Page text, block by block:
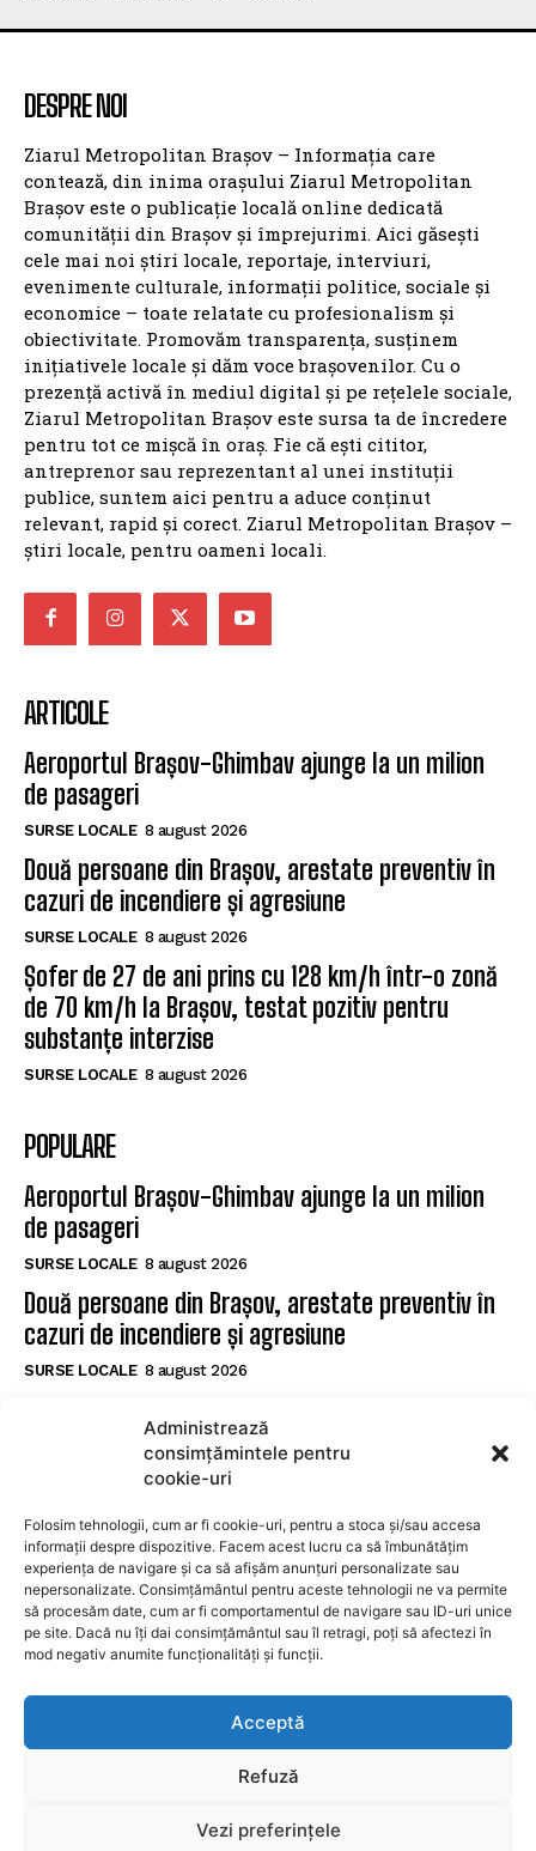
Administrează
consimțămintele pentru
cookie-uri
Folosim tehnologii, cum ar fi cookie-uri, pentru a stoca și/sau accesa
informații despre dispozitive. Facem acest lucru ca să îmbunătățim
experiența de navigare și ca să afișăm anunțuri personalizate sau
nepersonalizate. Consimțământul pentru aceste tehnologii ne va permite
să procesăm date, cum ar fi comportamentul de navigare sau ID-uri unice
pe site. Dacă nu îți dai consimțământul sau îl retragi, poți să afectezi în
mod negativ anumite funcționalități și funcții.
Acceptă
Refuză
Vezi preferințele
DESPRE NOI
Ziarul Metropolitan Brașov – Informația care
contează, din inima orașului Ziarul Metropolitan
Brașov este o publicație locală online dedicată
comunității din Brașov și împrejurimi. Aici găsești
cele mai noi știri locale, reportaje, interviuri,
evenimente culturale, informații politice, sociale și
economice – toate relatate cu profesionalism și
obiectivitate. Promovăm transparența, susținem
inițiativele locale și dăm voce brașovenilor. Cu o
prezență activă în mediul digital și pe rețelele sociale,
Ziarul Metropolitan Brașov este sursa ta de încredere
pentru tot ce mișcă în oraș. Fie că ești cititor,
antreprenor sau reprezentant al unei instituții
publice, suntem aici pentru a aduce conținut
relevant, rapid și corect. Ziarul Metropolitan Brașov –
știri locale, pentru oameni locali.
ARTICOLE
Aeroportul Brașov-Ghimbav ajunge la un milion
de pasageri
SURSE LOCALE 8 august 2026
Două persoane din Brașov, arestate preventiv în
cazuri de incendiere și agresiune
SURSE LOCALE 8 august 2026
Șofer de 27 de ani prins cu 128 km/h într-o zonă
de 70 km/h la Brașov, testat pozitiv pentru
substanțe interzise
SURSE LOCALE 8 august 2026
POPULARE
Aeroportul Brașov-Ghimbav ajunge la un milion
de pasageri
SURSE LOCALE 8 august 2026
Două persoane din Brașov, arestate preventiv în
cazuri de incendiere și agresiune
SURSE LOCALE 8 august 2026
de 70 km/h la Brașov, testat pozitiv pentru
substanțe interzise
SUBSCRIBE
I WANT IN
Privacy Policy